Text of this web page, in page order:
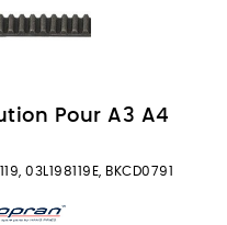
Pour A3 A4
03L198119E, BKCD0791